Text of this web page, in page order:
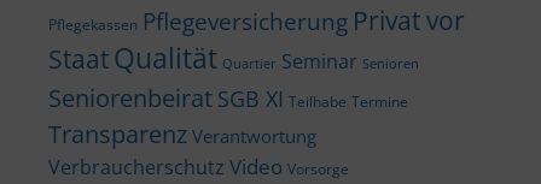
Pflegekassen Pflegeversicherung Privat vor
StaatQualität Quartier Seminar Senioren
Seniorenbeirat SGB XI Teilhabe Termine
Transparenz Verantwortung
Verbraucherschutz Video Vorsorge